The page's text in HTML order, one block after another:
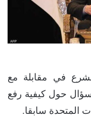
في مقابلة مع
حول كيفية رفع
المتحدة سابقا.